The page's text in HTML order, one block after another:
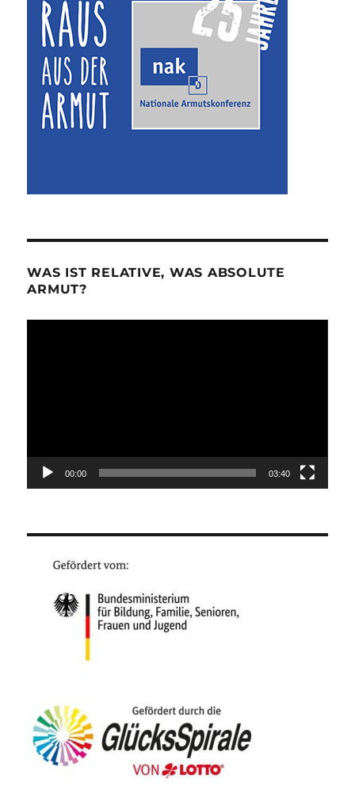
WAS IST RELATIVE, WAS ABSOLUTE
ARMUT?
00:00 03:40